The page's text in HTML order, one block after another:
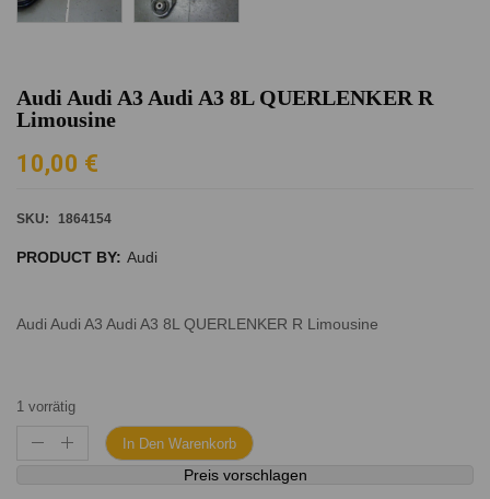
Audi Audi A3 Audi A3 8L QUERLENKER R
Limousine
10,00 €
SKU: 1864154
PRODUCT BY: Audi
Audi Audi A3 Audi A3 8L QUERLENKER R Limousine
1 vorrätig
In Den Warenkorb
Preis vorschlagen